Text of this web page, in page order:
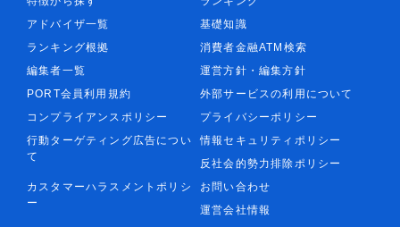
アドバイザ一覧
基礎知識
ランキング根拠
消費者金融ATM検索
編集者一覧
運営方針・編集方針
PORT会員利用規約
外部サービスの利用について
コンプライアンスポリシー
プライバシーポリシー
行動ターゲティング広告につい
て
情報セキュリティポリシー
反社会的勢力排除ポリシー
カスタマーハラスメントポリシ
ー
お問い合わせ
運営会社情報